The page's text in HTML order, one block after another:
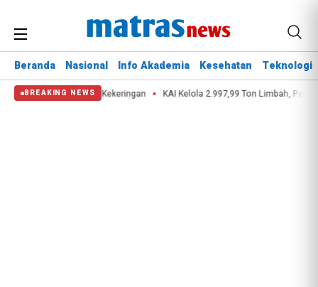
Beranda Nasional Info Akademia Kesehatan Teknologi
BREAKING NEWS
Nyawa di Tengah Kekeringan KAI Kelola 2.997,99 Ton Limbah, Perkuat